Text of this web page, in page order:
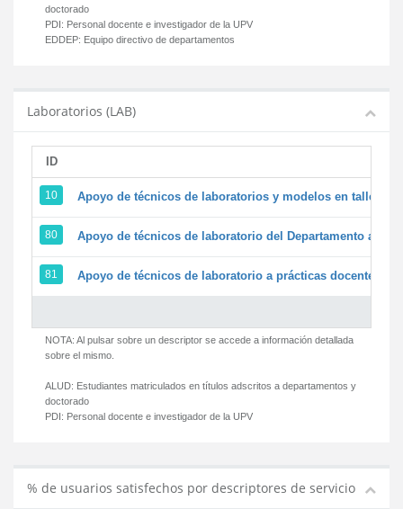
doctorado
PDI: Personal docente e investigador de la UPV
EDDEP: Equipo directivo de departamentos
Laboratorios (LAB)
ID
10 Apoyo de técnicos de laboratorios y modelos en
80 Apoyo de técnicos de laboratorio del Departamento a la
81 Apoyo de técnicos de laboratorio a prácticas docentes y
NOTA: Al pulsar sobre un descriptor se accede a información detallada
sobre el mismo.
ALUD: Estudiantes matriculados en títulos adscritos a departamentos y
doctorado
PDI: Personal docente e investigador de la UPV
% de usuarios satisfechos por descriptores de servicio